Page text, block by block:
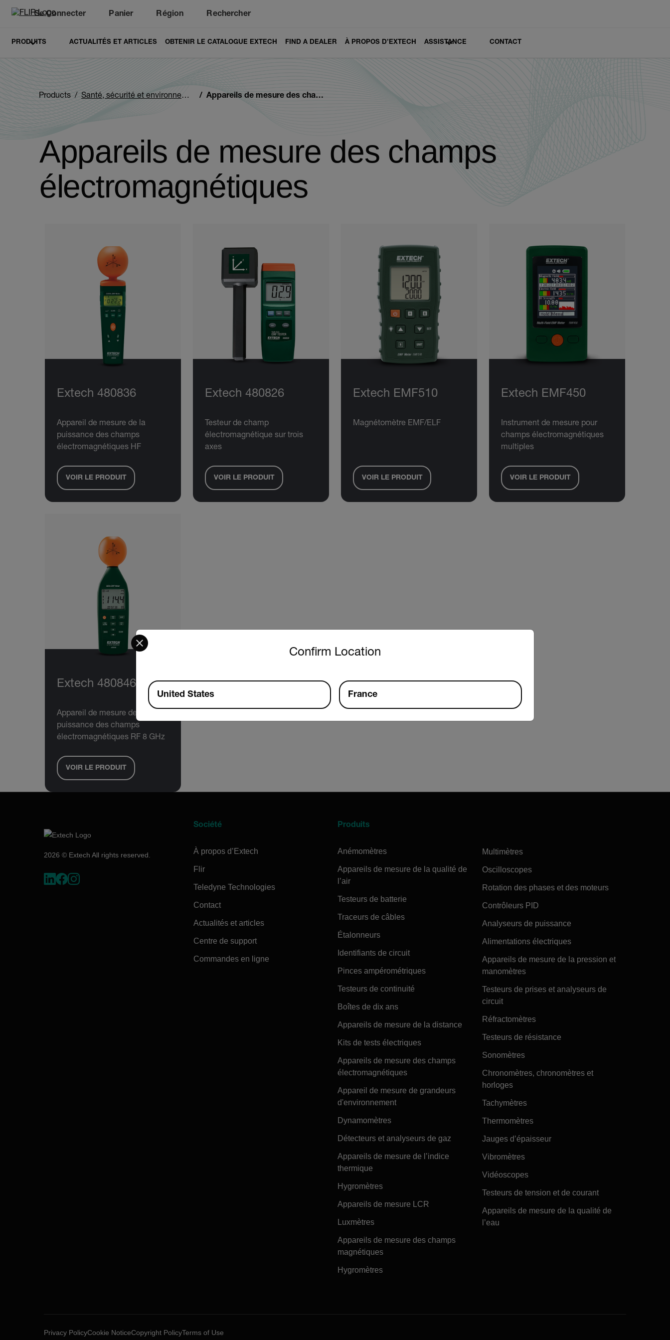
Se Connecter
Unread messages
Panier
Région Rechercher
PRODUITS ACTUALITÉS ET ARTICLES OBTENIR LE CATALOGUE EXTECH FIND A DEALER À PROPOS D’EXTECH ASSISTANCE CONTACT
Products Santé, sécurité et environnement Appareils de mesure des champs électromagnétiques
Appareils de mesure des champs
électromagnétiques
Extech 480836
Appareil de mesure de la
puissance des champs
électromagnétiques HF
VOIR LE PRODUIT
Extech 480826
Testeur de champ
électromagnétique sur trois
axes
VOIR LE PRODUIT
Extech EMF510
Magnétomètre EMF/ELF
VOIR LE PRODUIT
Extech EMF450
Instrument de mesure pour
champs électromagnétiques
multiples
VOIR LE PRODUIT
Extech 480846
Appareil de mesure de la
puissance des champs
électromagnétiques RF 8 GHz
VOIR LE PRODUIT
2026 © Extech All rights reserved.
Société
À propos d’Extech
Flir
Teledyne Technologies
Contact
Actualités et articles
Centre de support
Commandes en ligne
Produits
Anémomètres
Appareils de mesure de la qualité de
l’air
Testeurs de batterie
Traceurs de câbles
Étalonneurs
Identifiants de circuit
Pinces ampérométriques
Testeurs de continuité
Boîtes de dix ans
Appareils de mesure de la distance
Kits de tests électriques
Appareils de mesure des champs
électromagnétiques
Appareil de mesure de grandeurs
d'environnement
Dynamomètres
Détecteurs et analyseurs de gaz
Appareils de mesure de l’indice
thermique
Hygromètres
Appareils de mesure LCR
Luxmètres
Appareils de mesure des champs
magnétiques
Hygromètres
Multimètres
Oscilloscopes
Rotation des phases et des moteurs
Contrôleurs PID
Analyseurs de puissance
Alimentations électriques
Appareils de mesure de la pression et
manomètres
Testeurs de prises et analyseurs de
circuit
Réfractomètres
Testeurs de résistance
Sonomètres
Chronomètres, chronomètres et
horloges
Tachymètres
Thermomètres
Jauges d’épaisseur
Vibromètres
Vidéoscopes
Testeurs de tension et de courant
Appareils de mesure de la qualité de
l’eau
Privacy PolicyCookie NoticeCopyright PolicyTerms of Use
Confirm Location
Select your preferred country and language from the options below to access the appropriate version of our website.
Available Locations
United States France